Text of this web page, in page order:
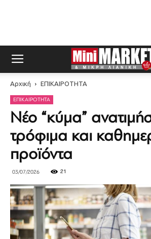
Αρχική ΕΠΙΚΑΙΡΟΤΗΤΑ
ΕΠΙΚΑΙΡΟΤΗΤΑ
Νέο “κύμα”
τρόφιμα και
προϊόντα
03/07/2026 21